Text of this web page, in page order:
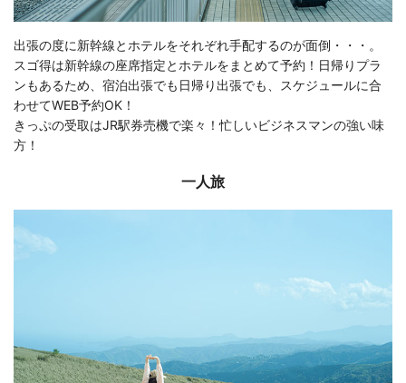
出張の度に新幹線とホテルをそれぞれ手配するのが面倒・・・。
スゴ得は新幹線の座席指定とホテルをまとめて予約！日帰りプラ
ンもあるため、宿泊出張でも日帰り出張でも、スケジュールに合
わせてWEB予約OK！
きっぷの受取はJR駅券売機で楽々！忙しいビジネスマンの強い味
方！
一人旅